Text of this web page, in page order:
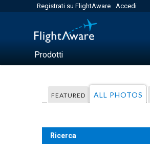
Registrati su FlightAware Accedi
Prodotti
FEATURED ALL PHOTOS
Ricerca